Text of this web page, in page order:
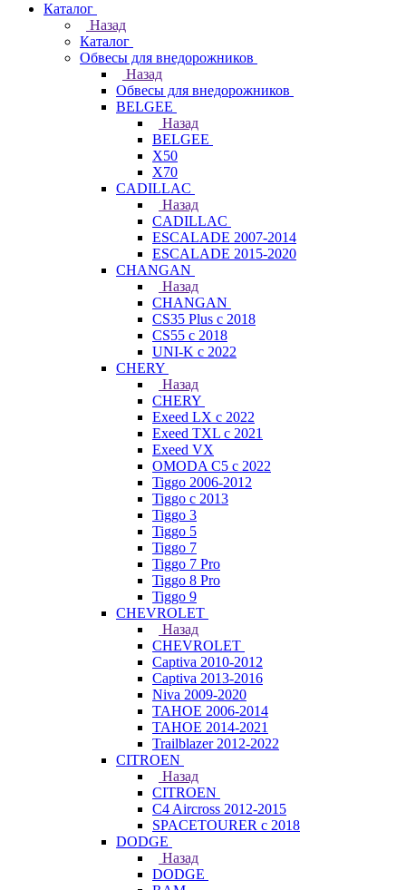
Каталог
Назад
Каталог
Обвесы для внедорожников
Назад
Обвесы для внедорожников
BELGEE
Назад
BELGEE
X50
X70
CADILLAC
Назад
CADILLAC
ESCALADE 2007-2014
ESCALADE 2015-2020
CHANGAN
Назад
CHANGAN
CS35 Plus с 2018
CS55 с 2018
UNI-K с 2022
CHERY
Назад
CHERY
Exeed LX с 2022
Exeed TXL с 2021
Exeed VX
OMODA C5 с 2022
Tiggo 2006-2012
Tiggo с 2013
Tiggo 3
Tiggo 5
Tiggo 7
Tiggo 7 Pro
Tiggo 8 Pro
Tiggo 9
CHEVROLET
Назад
CHEVROLET
Captiva 2010-2012
Captiva 2013-2016
Niva 2009-2020
TAHOE 2006-2014
TAHOE 2014-2021
Trailblazer 2012-2022
CITROEN
Назад
CITROEN
C4 Aircross 2012-2015
SPACETOURER с 2018
DODGE
Назад
DODGE